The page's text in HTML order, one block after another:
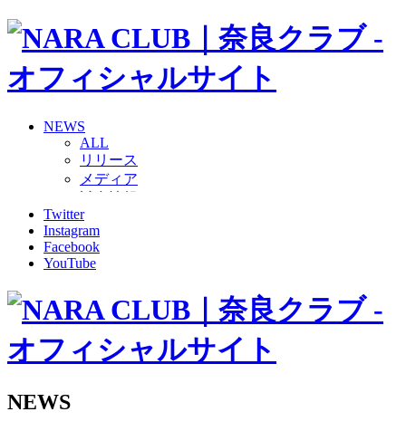
NEWS
ALL
リリース
メディア
グッズ
ファンコミュニティ
普及・育成
ホームタウン
その他
2026/27トップチーム
2026/27トップチームスタッフ
Twitter
Instagram
Facebook
YouTube
NEWS